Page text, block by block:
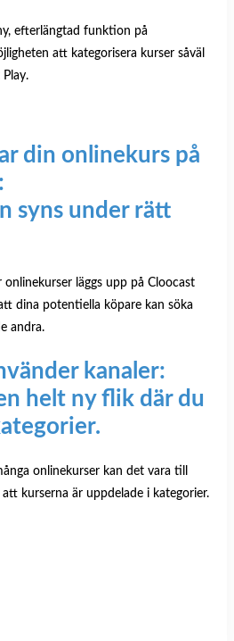
efterlängtad funktion på
att kategorisera kurser såväl
din onlinekurs på
:
syns under rätt
läggs upp på Cloocast
dina potentiella köpare kan söka
andra.
kanaler:
helt ny flik där du
onlinekurser kan det vara till
kurserna är uppdelade i kategorier.